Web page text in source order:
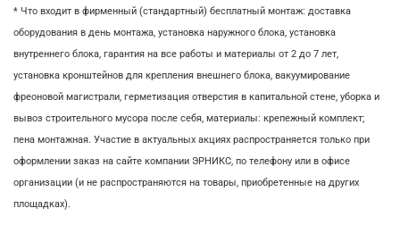
* Что входит в фирменный (стандартный) бесплатный монтаж: доставка
оборудования в день монтажа, установка наружного блока, установка
внутреннего блока, гарантия на все работы и материалы от 2 до 7 лет,
установка кронштейнов для крепления внешнего блока, вакуумирование
фреоновой магистрали, герметизация отверстия в капитальной стене, уборка и
вывоз строительного мусора после себя, материалы: крепежный комплект;
пена монтажная. Участие в актуальных акциях распространяется только при
оформлении заказ на сайте компании ЭРНИКС, по телефону или в офисе
организации (и не распространяются на товары, приобретенные на других
площадках).